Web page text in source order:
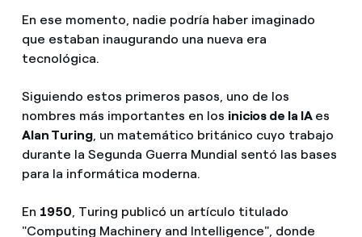
En ese momento, nadie podría haber imaginado
que estaban inaugurando una nueva era
tecnológica.
Siguiendo estos primeros pasos, uno de los
nombres más importantes en los inicios de la IA es
Alan Turing, un matemático británico cuyo trabajo
durante la Segunda Guerra Mundial sentó las bases
para la informática moderna.
En 1950, Turing publicó un artículo titulado
"Computing Machinery and Intelligence", donde